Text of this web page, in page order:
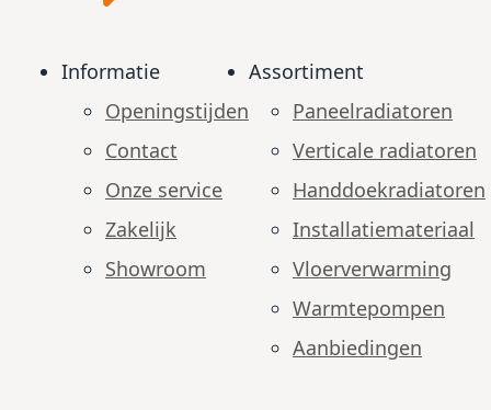
Informatie
Openingstijden
Contact
Onze service
Zakelijk
Showroom
Assortiment
Paneelradiatoren
Verticale radiatoren
Handdoekradiatoren
Installatiemateriaal
Vloerverwarming
Warmtepompen
Aanbiedingen